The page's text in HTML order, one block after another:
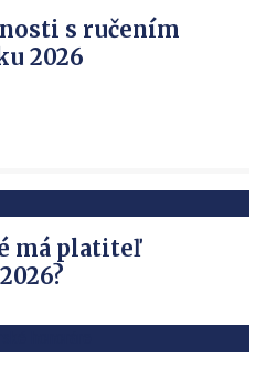
s ručením
2026
má platiteľ